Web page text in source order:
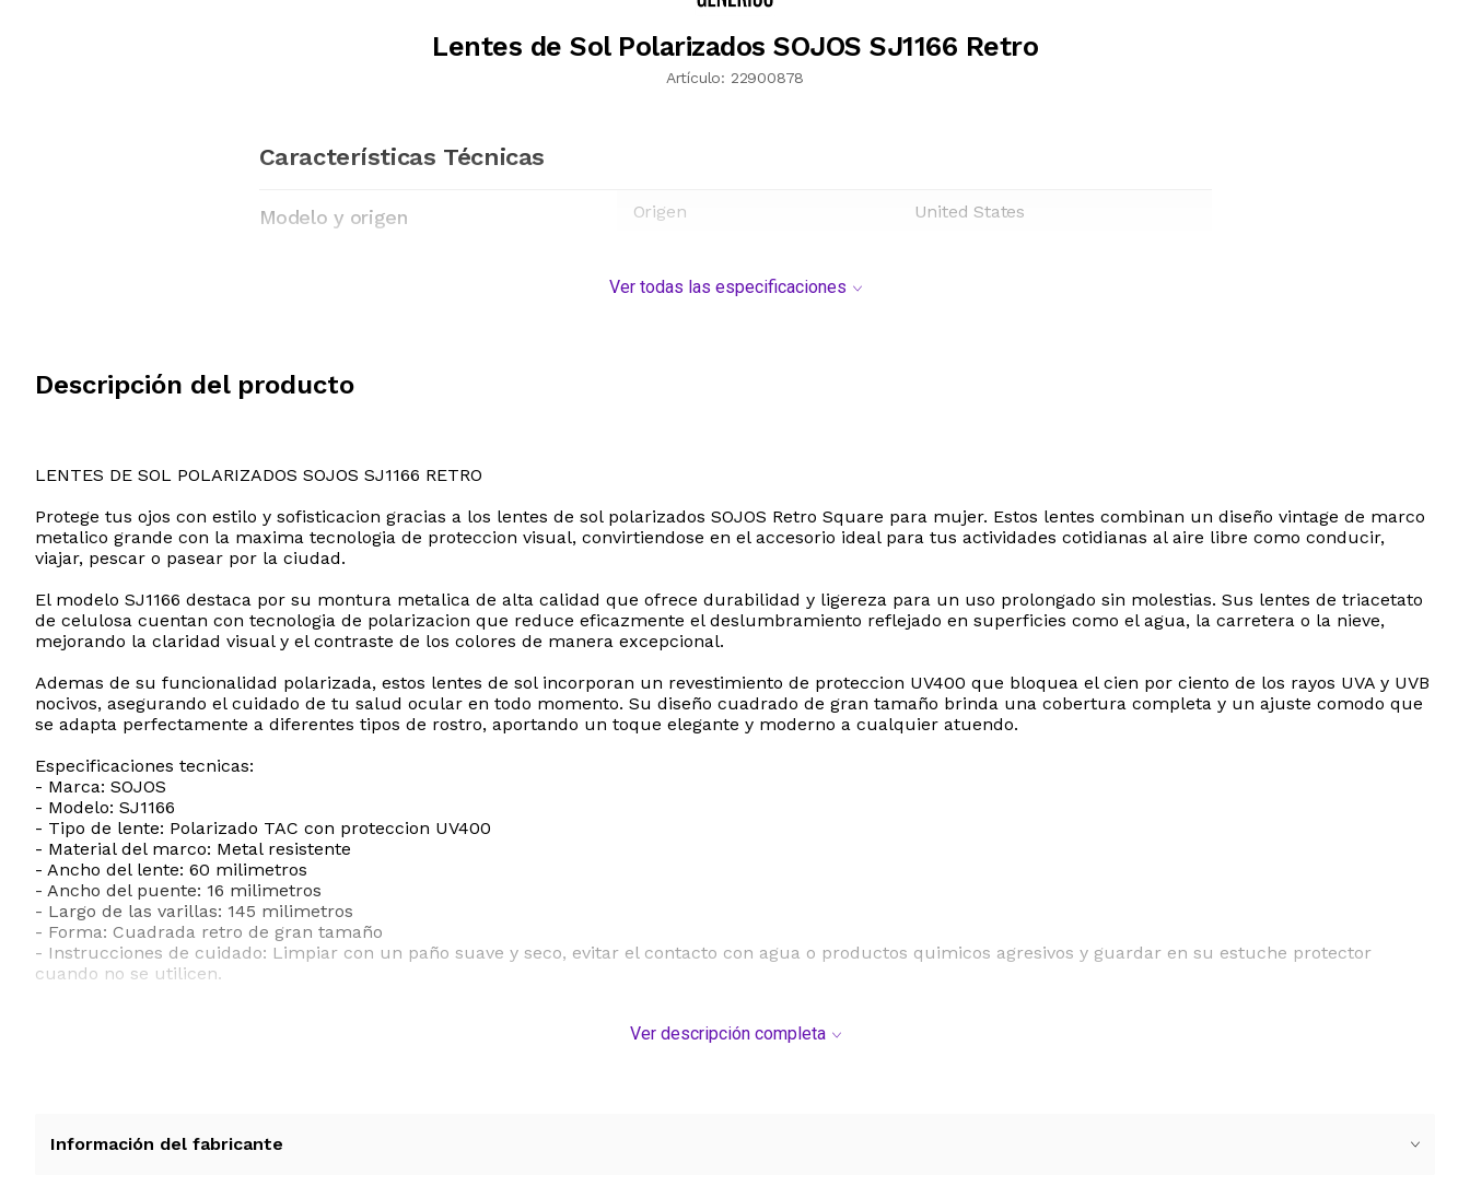
Lentes de Sol Polarizados SOJOS SJ1166 Retro
Artículo: 22900878
Características Técnicas
Modelo y origen Origen United States
Ver todas las especificaciones
Descripción del producto
LENTES DE SOL POLARIZADOS SOJOS SJ1166 RETRO
Protege tus ojos con estilo y sofisticacion gracias a los lentes de sol polarizados SOJOS Retro Square para mujer. Estos lentes combinan un diseño vintage de marco
metalico grande con la maxima tecnologia de proteccion visual, convirtiendose en el accesorio ideal para tus actividades cotidianas al aire libre como conducir,
viajar, pescar o pasear por la ciudad.
El modelo SJ1166 destaca por su montura metalica de alta calidad que ofrece durabilidad y ligereza para un uso prolongado sin molestias. Sus lentes de triacetato
de celulosa cuentan con tecnologia de polarizacion que reduce eficazmente el deslumbramiento reflejado en superficies como el agua, la carretera o la nieve,
mejorando la claridad visual y el contraste de los colores de manera excepcional.
Ademas de su funcionalidad polarizada, estos lentes de sol incorporan un revestimiento de proteccion UV400 que bloquea el cien por ciento de los rayos UVA y UVB
nocivos, asegurando el cuidado de tu salud ocular en todo momento. Su diseño cuadrado de gran tamaño brinda una cobertura completa y un ajuste comodo que
se adapta perfectamente a diferentes tipos de rostro, aportando un toque elegante y moderno a cualquier atuendo.
Especificaciones tecnicas:
- Marca: SOJOS
- Modelo: SJ1166
- Tipo de lente: Polarizado TAC con proteccion UV400
- Material del marco: Metal resistente
- Ancho del lente: 60 milimetros
- Ancho del puente: 16 milimetros
- Largo de las varillas: 145 milimetros
- Forma: Cuadrada retro de gran tamaño
- Instrucciones de cuidado: Limpiar con un paño suave y seco, evitar el contacto con agua o productos quimicos agresivos y guardar en su estuche protector
cuando no se utilicen.
Ver descripción completa
Información del fabricante